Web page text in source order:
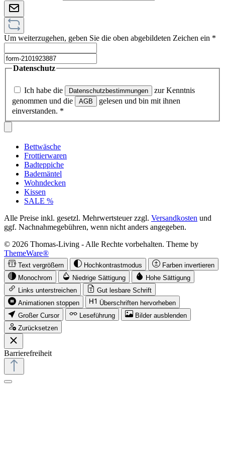
Um weiterzugehen, geben Sie die oben abgebildeten Zeichen ein *
Datenschutz
Ich habe die Datenschutzbestimmungen
zur Kenntnis
genommen und die
AGB
gelesen und bin mit ihnen
einverstanden. *
Bettwäsche
Frottierwaren
Badteppiche
Bademäntel
Wohndecken
Kissen
SALE %
Alle Preise inkl. gesetzl. Mehrwertsteuer zzgl. Versandkosten und
ggf. Nachnahmegebühren, wenn nicht anders angegeben.
© 2026 Thomas-Living - Alle Rechte vorbehalten. Theme by
ThemeWare®
Text vergrößern Hochkontrastmodus
Farben invertieren
Monochrom
Niedrige Sättigung
Hohe Sättigung
Links unterstreichen
Gut lesbare Schrift
Animationen stoppen
Überschriften hervorheben
Großer Cursor
Leseführung
Bilder ausblenden
Zurücksetzen
Barrierefreiheit